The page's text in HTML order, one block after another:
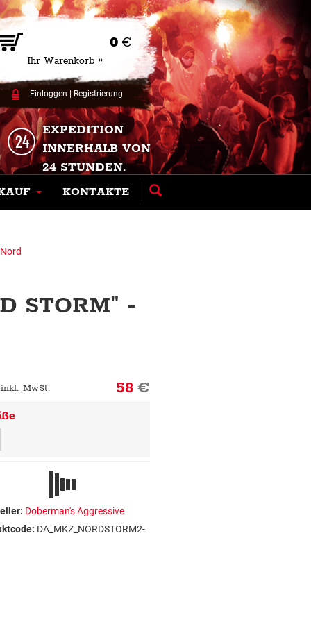
0 €
Ihr Warenkorb »
Einloggen Registrierung
EXPEDITION
INNERHALB VON
24 STUNDEN.
KONTAKTE
STORM" -
MwSt. 58€
Doberman's Aggressive
DA_MKZ_NORDSTORM2-